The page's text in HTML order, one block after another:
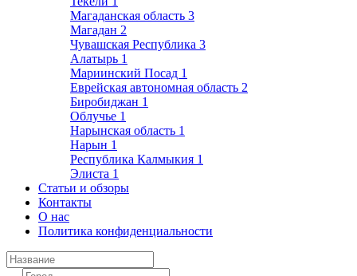
Магаданская область 3
Магадан 2
Чувашская Республика 3
Алатырь 1
Мариинский Посад 1
Еврейская автономная область 2
Биробиджан 1
Облучье 1
Нарынская область 1
Нарын 1
Республика Калмыкия 1
Элиста 1
Статьи и обзоры
Контакты
О нас
Политика конфиденциальности